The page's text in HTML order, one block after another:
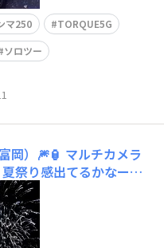
マ250
TORQUE5G
ソロツー
岡）🎆🏮 マルチカメラ
祭り感出てるかなー😆